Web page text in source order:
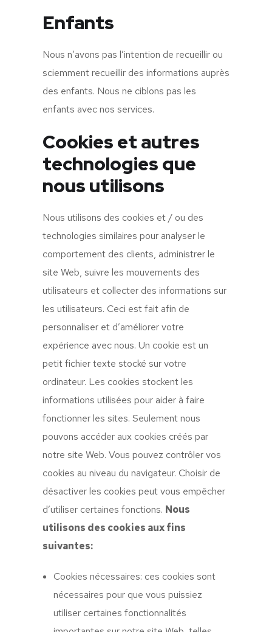
Enfants
Nous n’avons pas l’intention de recueillir ou
sciemment recueillir des informations auprès
des enfants. Nous ne ciblons pas les
enfants avec nos services.
Cookies et autres
technologies que
nous utilisons
Nous utilisons des cookies et / ou des
technologies similaires pour analyser le
comportement des clients, administrer le
site Web, suivre les mouvements des
utilisateurs et collecter des informations sur
les utilisateurs. Ceci est fait afin de
personnaliser et d’améliorer votre
expérience avec nous. Un cookie est un
petit fichier texte stocké sur votre
ordinateur. Les cookies stockent les
informations utilisées pour aider à faire
fonctionner les sites. Seulement nous
pouvons accéder aux cookies créés par
notre site Web. Vous pouvez contrôler vos
cookies au niveau du navigateur. Choisir de
désactiver les cookies peut vous empêcher
d’utiliser certaines fonctions. Nous
utilisons des cookies aux fins
suivantes:
Cookies nécessaires: ces cookies sont
nécessaires pour que vous puissiez
utiliser certaines fonctionnalités